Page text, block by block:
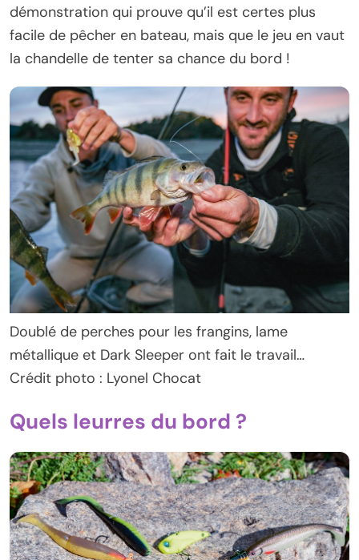
démonstration qui prouve qu’il est certes plus
facile de pêcher en bateau, mais que le jeu en vaut
la chandelle de tenter sa chance du bord !
Doublé de perches pour les frangins, lame
métallique et Dark Sleeper ont fait le travail…
Crédit photo : Lyonel Chocat
Quels leurres du bord ?